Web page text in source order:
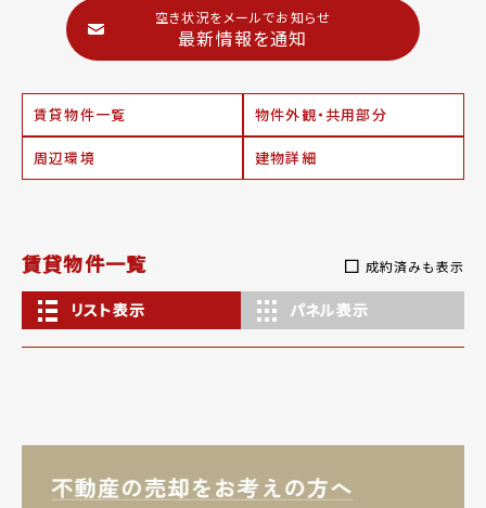
空き状況をメールでお知らせ
最新情報を通知
賃貸物件一覧 物件外観・共用部分
周辺環境 建物詳細
賃貸物件一覧 成約済みも表示
リスト表示 パネル表示